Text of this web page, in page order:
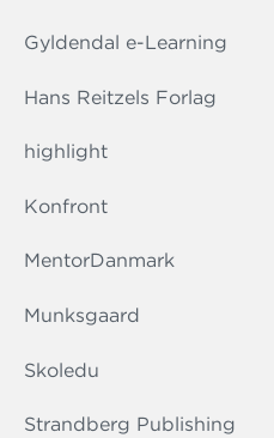
Gyldendal e-Learning
Hans Reitzels Forlag
highlight
Konfront
MentorDanmark
Munksgaard
Skoledu
Strandberg Publishing